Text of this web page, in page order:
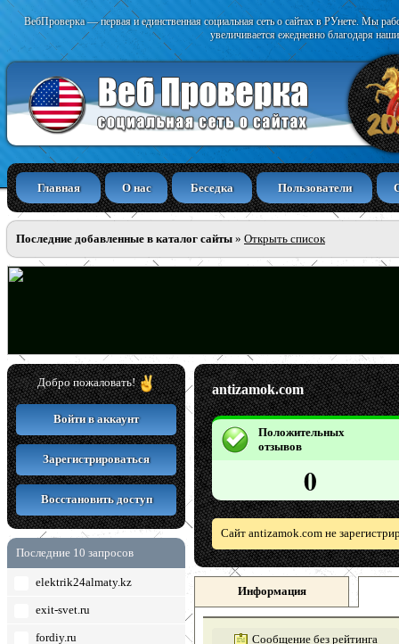
ВебПроверка — первая и единственная социальная сеть о сайтах в РУнете. Мы
увеличивается ежедневно благодаря
Главная О нас Беседка Пользователи
Последние добавленные в каталог сайты » Открыть список
Добро пожаловать!
Войти в аккаунт
Зарегистрироваться
Восстановить доступ
Последние 10 запросов
elektrik24almaty.kz
exit-svet.ru
fordiy.ru
antizamok.com
Положительных
отзывов
0
Сайт antizamok.com не
Информация
Сообщение без рейтинга